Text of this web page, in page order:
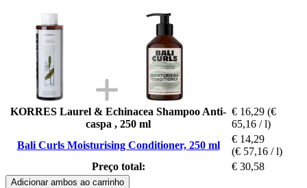
KORRES Laurel & Echinacea Shampoo Anti-
caspa , 250 ml
€ 16,29 (€
65,16 / l)
Bali Curls Moisturising Conditioner, 250 ml
€ 14,29
(€ 57,16 / l)
Preço total:
€ 30,58
Adicionar ambos ao carrinho